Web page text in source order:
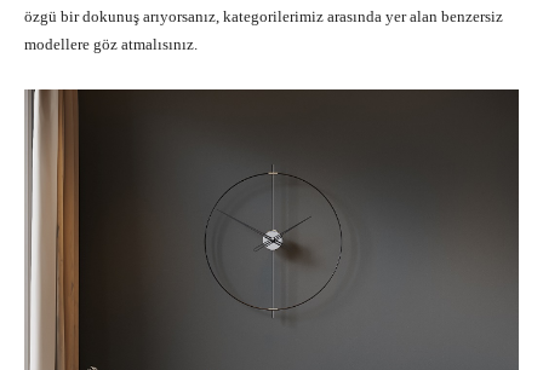
özgü bir dokunuş arıyorsanız, kategorilerimiz arasında yer alan benzersiz
modellere göz atmalısınız.